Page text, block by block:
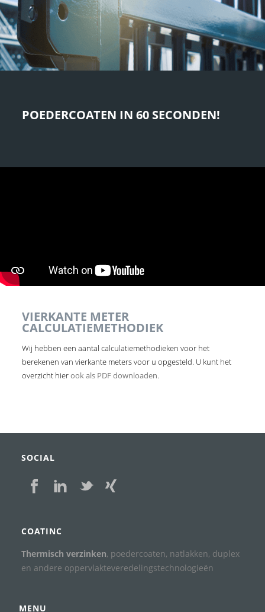
POEDERCOATEN IN 60 SECONDEN!
VIERKANTE METER
CALCULATIEMETHODIEK
Wij hebben een aantal calculatiemethodieken voor het
berekenen van vierkante meters voor u opgesteld. U kunt het
overzicht hierook als PDF downloaden.
SOCIAL
COATINC
Thermisch verzinken, poedercoaten, natlakken, duplex
en andere oppervlakteveredelingstechnologieën
MENU